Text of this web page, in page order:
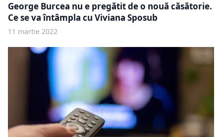
George Burcea nu e pregătit de o nouă căsătorie.
Ce se va întâmpla cu Viviana Sposub
11 martie 2022